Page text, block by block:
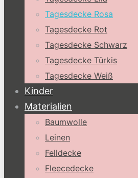
Tagesdecke Rosa
Tagesdecke Rot
Tagesdecke Schwarz
Tagesdecke Türkis
Tagesdecke Weiß
Kinder
Materialien
Baumwolle
Leinen
Felldecke
Fleecedecke